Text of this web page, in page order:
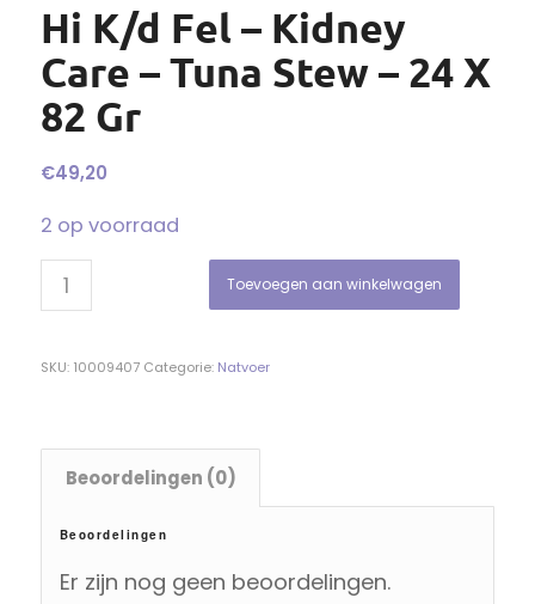
Hi K/d Fel – Kidney
Care – Tuna Stew – 24 X
82 Gr
€49,20
2 op voorraad
Toevoegen aan winkelwagen
SKU: 10009407 Categorie: Natvoer
Beoordelingen (0)
Beoordelingen
Er zijn nog geen beoordelingen.